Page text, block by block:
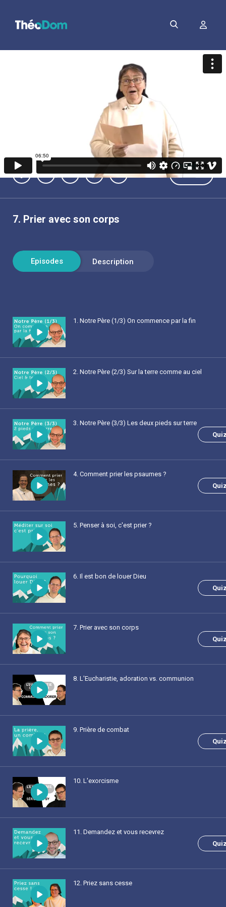
PDF
7. Prier avec son corps
1 . Notre Père (1/3) On commence par la fin
2. Notre Père (2/3) Sur la terre comme au ciel
3. Notre Père (3/3) Les deux pieds sur terre
4. Comment prier les psaumes ?
5. Penser à soi, c'est prier ?
6. Il est bon de louer Dieu
7. Prier avec son corps
8. L'Eucharistie, adoration vs. communion
9. Prière de combat
10. L'exorcisme
11 . Demandez et vous recevrez
12. Priez sans cesse